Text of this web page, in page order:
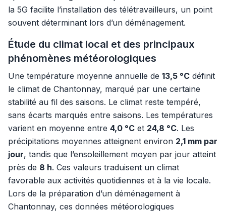
la 5G facilite l’installation des télétravailleurs, un point
souvent déterminant lors d’un déménagement.
Étude du climat local et des principaux
phénomènes météorologiques
Une température moyenne annuelle de 13,5 °C définit
le climat de Chantonnay, marqué par une certaine
stabilité au fil des saisons. Le climat reste tempéré,
sans écarts marqués entre saisons. Les températures
varient en moyenne entre 4,0 °C et 24,8 °C. Les
précipitations moyennes atteignent environ 2,1 mm par
jour, tandis que l’ensoleillement moyen par jour atteint
près de 8 h. Ces valeurs traduisent un climat
favorable aux activités quotidiennes et à la vie locale.
Lors de la préparation d’un déménagement à
Chantonnay, ces données météorologiques